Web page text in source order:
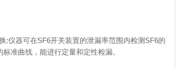
:仪器可在SF6开关装置的泄漏率范围内检测SF6的
准曲线，能进行定量和定性检漏。